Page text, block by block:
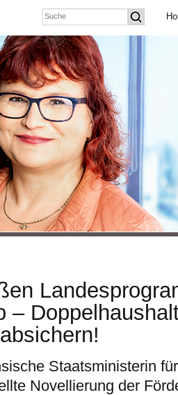
–
Staatsministerin
Novellierung der